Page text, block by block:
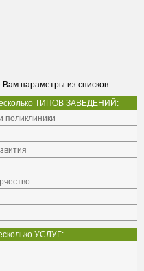
параметры из списков:
ТИПОВ ЗАВЕДЕНИЙ:
поликлиники
УСЛУГ: